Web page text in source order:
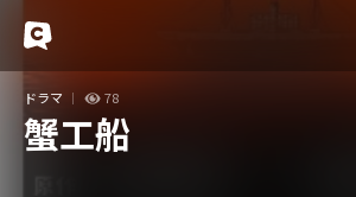
ドラマ 78
蟹工船